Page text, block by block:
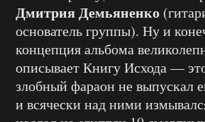
Дмитрия Демьяненко
основатель группы). Ну и
концепция альбома
описывает Книгу Исхода —
злобный фараон не выпускал
и всячески над ними